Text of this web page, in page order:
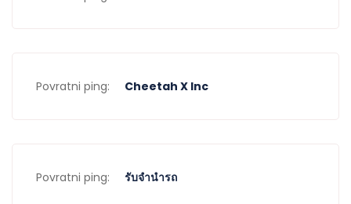
Povratni ping: Cheetah X Inc
Povratni ping: รับจำนำรถ